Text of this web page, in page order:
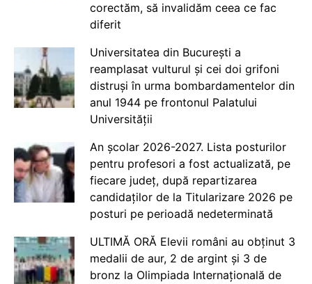
corectăm, să invalidăm ceea ce fac
diferit
Universitatea din București a
reamplasat vulturul și cei doi grifoni
distruși în urma bombardamentelor din
anul 1944 pe frontonul Palatului
Universității
An școlar 2026-2027. Lista posturilor
pentru profesori a fost actualizată, pe
fiecare județ, după repartizarea
candidaților de la Titularizare 2026 pe
posturi pe perioadă nedeterminată
ULTIMĂ ORĂ Elevii români au obținut 3
medalii de aur, 2 de argint și 3 de
bronz la Olimpiada Internațională de